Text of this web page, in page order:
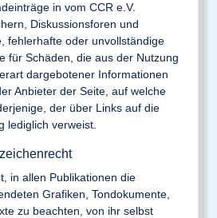
in vom CCR e.V.
Diskussionsforen und
fehlerhafte oder unvollständige
für Schäden, die aus der Nutzung
dargebotener Informationen
Anbieter der Seite, auf welche
der über Links auf die
lediglich verweist.
in allen Publikationen die
Grafiken, Tondokumente,
zu beachten, von ihr selbst